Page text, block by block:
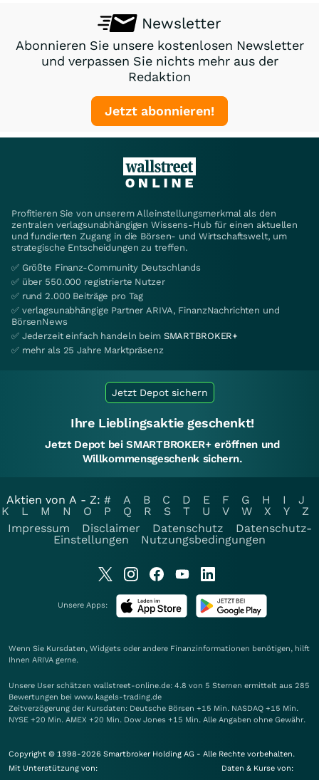
Newsletter
Abonnieren Sie unsere kostenlosen Newsletter
und verpassen Sie nichts mehr aus der
Redaktion
Jetzt abonnieren!
Profitieren Sie von unserem Alleinstellungsmerkmal als den
zentralen verlagsunabhängigen Wissens-Hub für einen aktuellen
und fundierten Zugang in die Börsen- und Wirtschaftswelt, um
strategische Entscheidungen zu treffen.
✅ Größte Finanz-Community Deutschlands
✅ über 550.000 registrierte Nutzer
✅ rund 2.000 Beiträge pro Tag
✅ verlagsunabhängige Partner ARIVA, FinanzNachrichten und
BörsenNews
✅ Jederzeit einfach handeln beim SMARTBROKER+
✅ mehr als 25 Jahre Marktpräsenz
Jetzt Depot sichern
Ihre Lieblingsaktie geschenkt!
Jetzt Depot bei SMARTBROKER+ eröffnen und
Willkommensgeschenk sichern.
Aktien von A - Z: # A B C D E F G H I
J
K
L M N O P Q R S T U V W X Y
Z
Impressum
Disclaimer Datenschutz
Datenschutz-
Einstellungen
Nutzungsbedingungen
Unsere Apps:
Wenn Sie Kursdaten, Widgets oder andere Finanzinformationen benötigen, hilft
Ihnen ARIVA gerne.
Unsere User schätzen wallstreet-online.de: 4.8 von 5 Sternen ermittelt aus 285
Bewertungen bei www.kagels-trading.de
Zeitverzögerung der Kursdaten: Deutsche Börsen +15 Min. NASDAQ +15 Min.
NYSE +20 Min. AMEX +20 Min. Dow Jones +15 Min. Alle Angaben ohne Gewähr.
Copyright © 1998-2026 Smartbroker Holding AG - Alle Rechte vorbehalten.
Mit Unterstützung von:
Daten & Kurse von: